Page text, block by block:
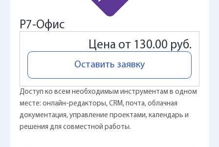
Р7-Офис
Цена от 130.00 руб.
Оставить заявку
Доступ ко всем необходимым инструментам в одном
месте: онлайн-редакторы, CRM, почта, облачная
документация, управление проектами, календарь и
решения для совместной работы.